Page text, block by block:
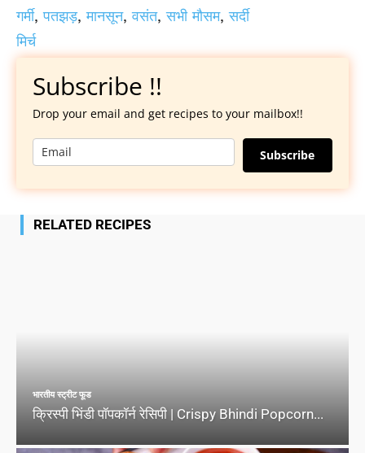
गर्मी,पतझड़,मानसून,वसंत,सभी मौसम,सर्दी
मिर्च
Subscribe !!
Drop your email and get recipes to your mailbox!!
Subscribe
RELATED RECIPES
भारतीय स्ट्रीट फूड
क्रिस्पी भिंडी पॉपकॉर्न रेसिपी | Crispy Bhindi Popcorn...